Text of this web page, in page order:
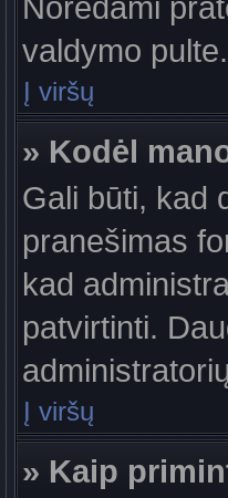
Norėdami
valdymo pulte.
Į viršų
» Kodėl
Gali būti, kad
pranešimas
kad
patvirtinti.
Į viršų
» Kaip